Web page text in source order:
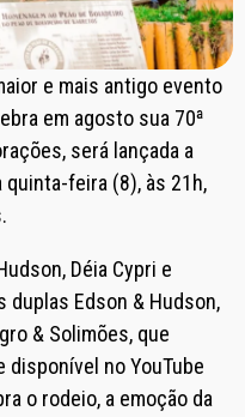
e mais antigo evento
em agosto sua 70ª
será lançada a
quinta-feira (8), às 21h,
Déia Cypri e
duplas Edson & Hudson,
& Solimões, que
no YouTube
o rodeio, a emoção da